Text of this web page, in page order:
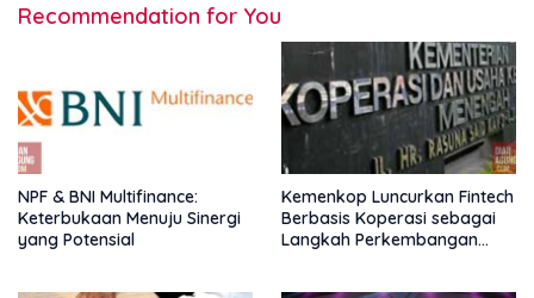
Recommendation for You
NPF & BNI Multifinance:
Keterbukaan Menuju Sinergi
yang Potensial
Kemenkop Luncurkan Fintech
Berbasis Koperasi sebagai
Langkah Perkembangan